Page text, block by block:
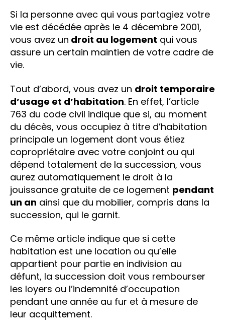
Si la personne avec qui vous partagiez votre
vie est décédée après le 4 décembre 2001,
vous avez un droit au logement qui vous
assure un certain maintien de votre cadre de
vie.
Tout d’abord, vous avez un droit temporaire
d’usage et d’habitation. En effet, l’article
763 du code civil indique que si, au moment
du décès, vous occupiez à titre d’habitation
principale un logement dont vous étiez
copropriétaire avec votre conjoint ou qui
dépend totalement de la succession, vous
aurez automatiquement le droit à la
jouissance gratuite de ce logement pendant
un an ainsi que du mobilier, compris dans la
succession, qui le garnit.
Ce même article indique que si cette
habitation est une location ou qu’elle
appartient pour partie en indivision au
défunt, la succession doit vous rembourser
les loyers ou l’indemnité d’occupation
pendant une année au fur et à mesure de
leur acquittement.